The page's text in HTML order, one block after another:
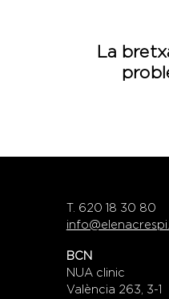
La
T. 620 18 30 80
BCN
NUA clinic
València 263, 3-1